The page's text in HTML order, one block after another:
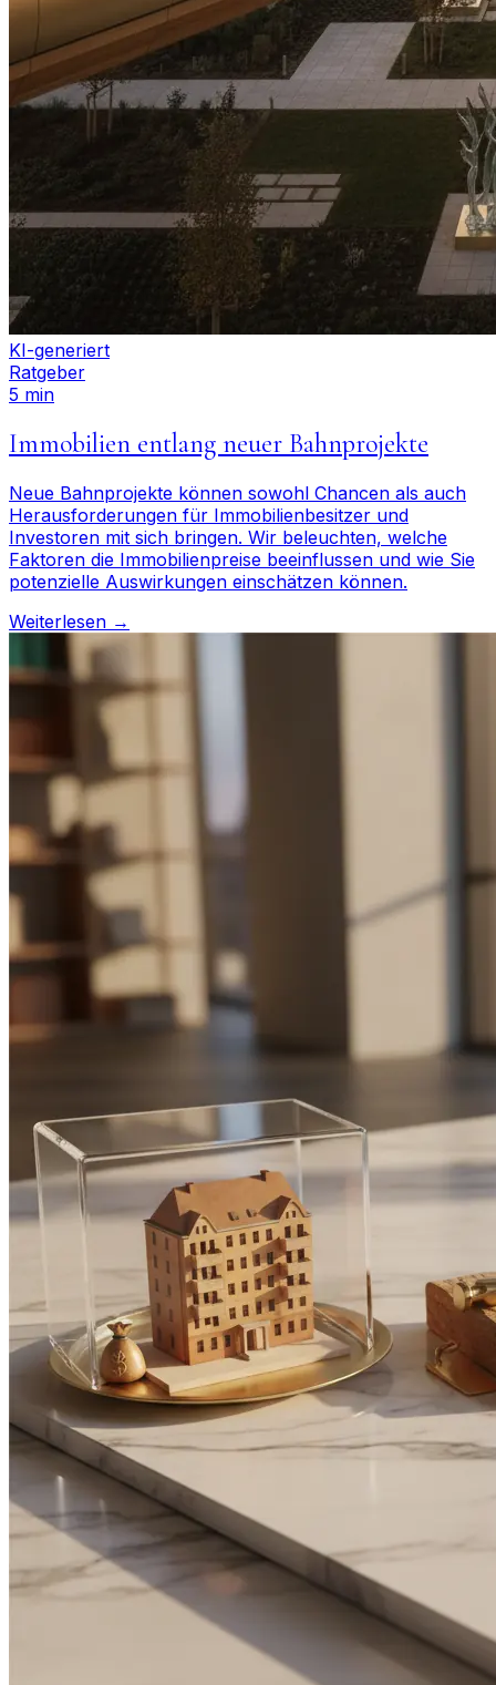
KI-generiert
Ratgeber
5 min
Immobilien entlang neuer Bahnprojekte
Neue Bahnprojekte können sowohl Chancen als auch
Herausforderungen für Immobilienbesitzer und
Investoren mit sich bringen. Wir beleuchten, welche
Faktoren die Immobilienpreise beeinflussen und wie Sie
potenzielle Auswirkungen einschätzen können.
Weiterlesen →